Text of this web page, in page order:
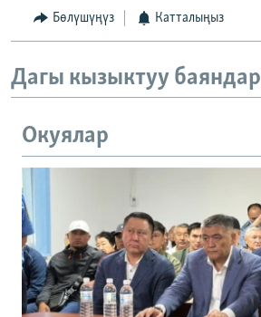
Бөлүшүңүз Катталыңыз
Дагы кызыктуу баяндар
Окуялар